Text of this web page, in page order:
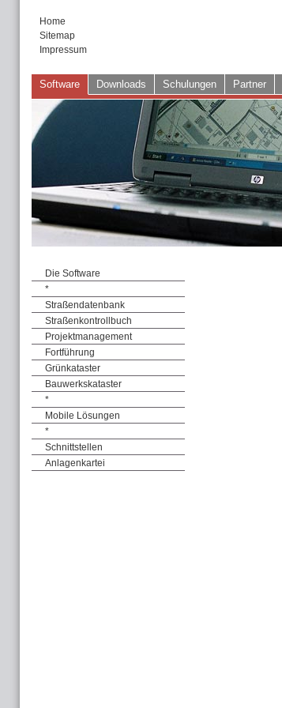
Home
Sitemap
Impressum
Software Downloads Schulungen Partner
Die Software
*
Straßendatenbank
Straßenkontrollbuch
Projektmanagement
Fortführung
Grünkataster
Bauwerkskataster
*
Mobile Lösungen
*
Schnittstellen
Anlagenkartei